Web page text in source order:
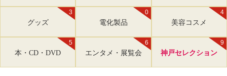
3
グッズ
0
電化製品
4
美容コスメ
5
本・CD・DVD
6
エンタメ・展覧会
9
神戸セレクション